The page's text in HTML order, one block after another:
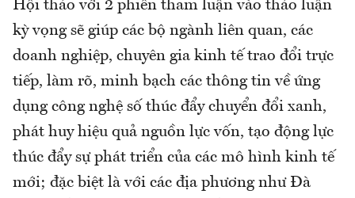
Hội thảo với 2 phiên tham luận vào thảo luận
kỳ vọng sẽ giúp các bộ ngành liên quan, các
doanh nghiệp, chuyên gia kinh tế trao đổi trực
tiếp, làm rõ, minh bạch các thông tin về ứng
dụng công nghệ số thúc đẩy chuyển đổi xanh,
phát huy hiệu quả nguồn lực vốn, tạo động lực
thúc đẩy sự phát triển của các mô hình kinh tế
mới; đặc biệt là với các địa phương như Đà